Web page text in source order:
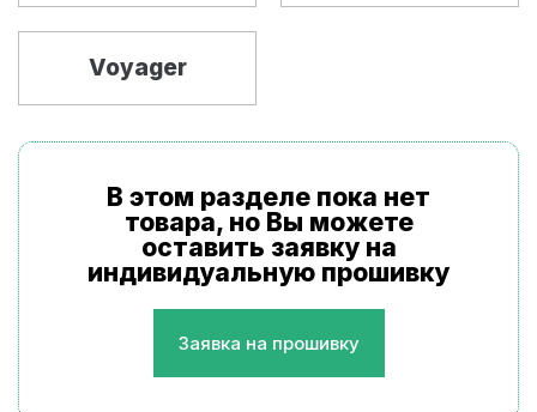
Voyager
В этом разделе пока нет
товара, но Вы можете
оставить заявку на
индивидуальную прошивку
Заявка на прошивку